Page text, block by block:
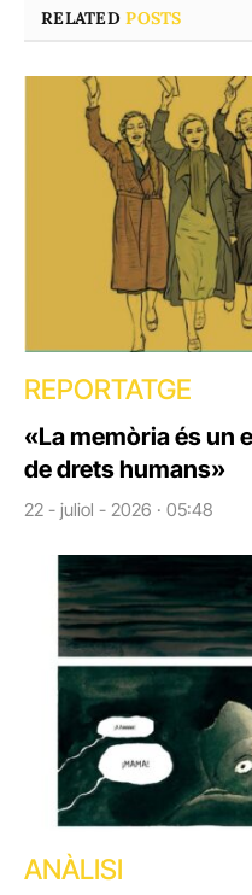
RELATEDPOSTS
REPORTATGE
«La memòria és un
de drets humans»
22 - juliol - 2026 · 05:48
ANÀLISI